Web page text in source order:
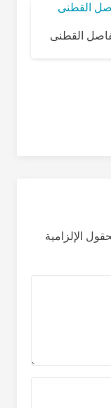
القطنی
الإلزامية